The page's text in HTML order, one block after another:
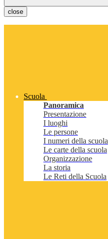
close
Scuola
Panoramica
Presentazione
I luoghi
Le persone
I numeri della scuola
Le carte della scuola
Organizzazione
La storia
Le Reti della Scuola